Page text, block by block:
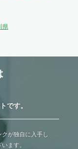
県
です。
が独自に入手し
ます。